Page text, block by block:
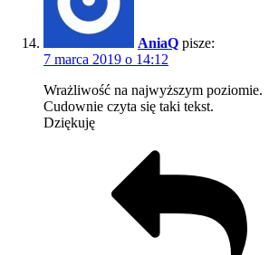
AniaQ pisze:
7 marca 2019 o 14:12
Wrażliwość na najwyższym poziomie.
Cudownie czyta się taki tekst.
Dziękuję